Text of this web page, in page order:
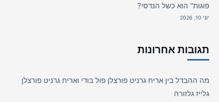
פוגות" הוא כשל הנדסי?
יוני 10, 2026
תגובות אחרונות
מה ההבדל בין אריח גרניט פורצלן פול בודי ואריח גרניט פורצלן
גלייז גלזורה